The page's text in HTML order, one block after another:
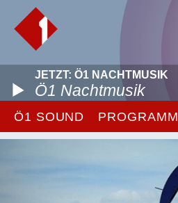
JETZT: Ö1 NACHTMUSIK
Ö1 Nachtmusik
Ö1 SOUND PROGRAMM